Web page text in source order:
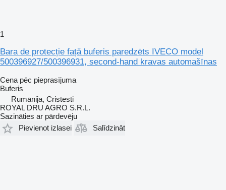
1
Bara de protecție față buferis paredzēts IVECO model
500396927/500396931, second-hand kravas automašīnas
Cena pēc pieprasījuma
Buferis
Rumānija, Cristesti
ROYAL DRU AGRO S.R.L.
Sazināties ar pārdevēju
Pievienot izlasei
Salīdzināt